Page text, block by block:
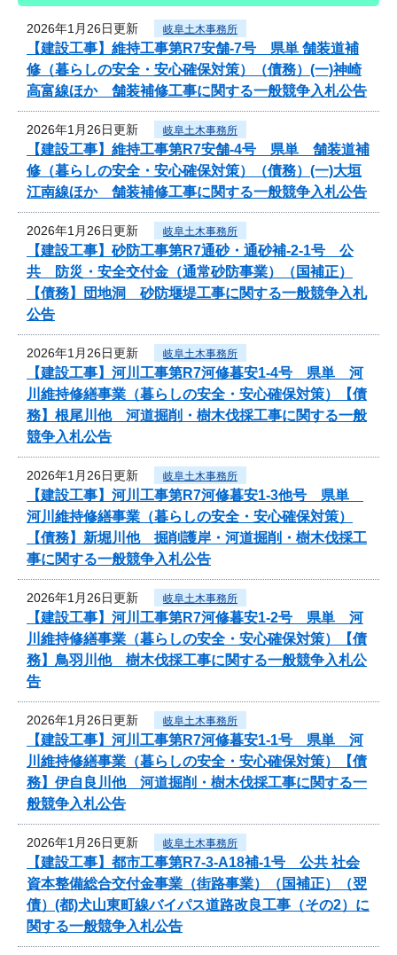
2026年1月26日更新 岐阜土木事務所
【建設工事】維持工事第R7安舗-7号 県単 舗装道補
修（暮らしの安全・安心確保対策）（債務）(一)神崎
高富線ほか 舗装補修工事に関する一般競争入札公告
2026年1月26日更新 岐阜土木事務所
【建設工事】維持工事第R7安舗-4号 県単 舗装道補
修（暮らしの安全・安心確保対策）（債務）(一)大垣
江南線ほか 舗装補修工事に関する一般競争入札公告
2026年1月26日更新 岐阜土木事務所
【建設工事】砂防工事第R7通砂・通砂補-2-1号 公
共 防災・安全交付金（通常砂防事業）（国補正）
【債務】団地洞 砂防堰堤工事に関する一般競争入札
公告
2026年1月26日更新 岐阜土木事務所
【建設工事】河川工事第R7河修暮安1-4号 県単 河
川維持修繕事業（暮らしの安全・安心確保対策）【債
務】根尾川他 河道掘削・樹木伐採工事に関する一般
競争入札公告
2026年1月26日更新 岐阜土木事務所
【建設工事】河川工事第R7河修暮安1-3他号 県単
河川維持修繕事業（暮らしの安全・安心確保対策）
【債務】新堀川他 掘削護岸・河道掘削・樹木伐採工
事に関する一般競争入札公告
2026年1月26日更新 岐阜土木事務所
【建設工事】河川工事第R7河修暮安1-2号 県単 河
川維持修繕事業（暮らしの安全・安心確保対策）【債
務】鳥羽川他 樹木伐採工事に関する一般競争入札公
告
2026年1月26日更新 岐阜土木事務所
【建設工事】河川工事第R7河修暮安1-1号 県単 河
川維持修繕事業（暮らしの安全・安心確保対策）【債
務】伊自良川他 河道掘削・樹木伐採工事に関する一
般競争入札公告
2026年1月26日更新 岐阜土木事務所
【建設工事】都市工事第R7-3-A18補-1号 公共 社会
資本整備総合交付金事業（街路事業）（国補正）（翌
債）(都)犬山東町線バイパス道路改良工事（その2）に
関する一般競争入札公告